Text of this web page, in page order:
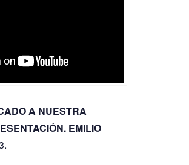
A NUESTRA
EMILIO